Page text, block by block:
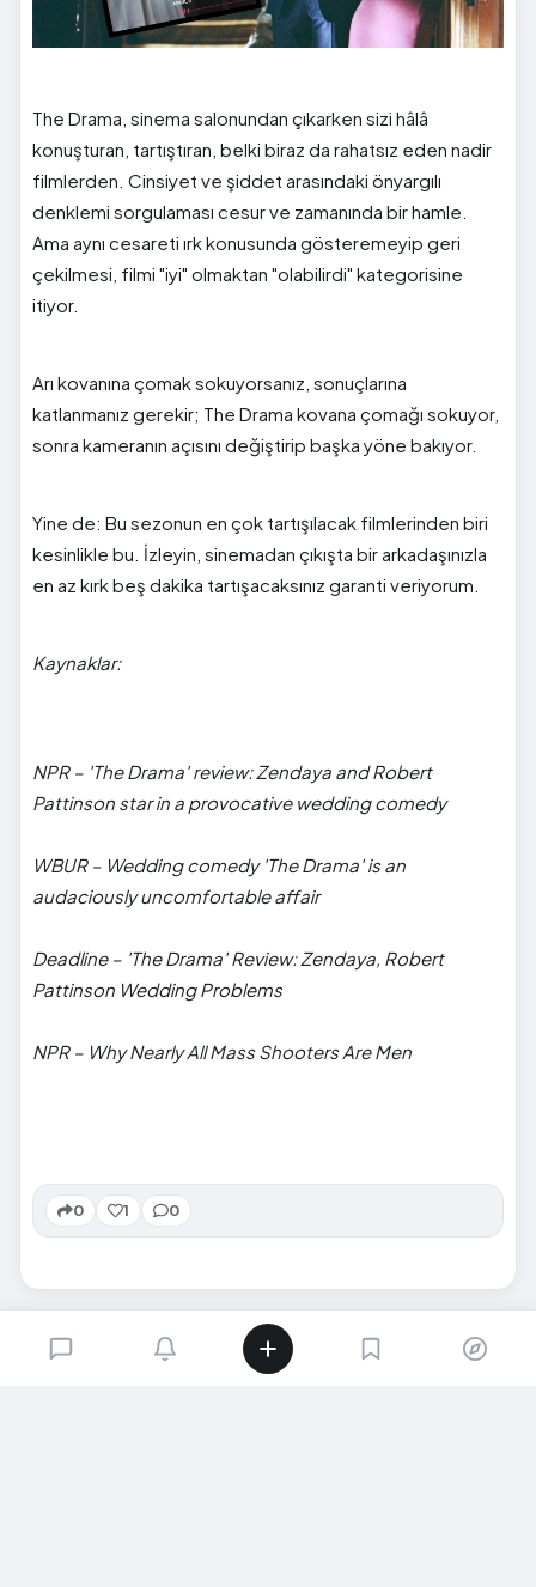
The Drama, sinema salonundan çıkarken sizi hâlâ
konuşturan, tartıştıran, belki biraz da rahatsız eden nadir
filmlerden. Cinsiyet ve şiddet arasındaki önyargılı
denklemi sorgulaması cesur ve zamanında bir hamle.
Ama aynı cesareti ırk konusunda gösteremeyip geri
çekilmesi, filmi "iyi" olmaktan "olabilirdi" kategorisine
itiyor.
Arı kovanına çomak sokuyorsanız, sonuçlarına
katlanmanız gerekir; The Drama kovana çomağı sokuyor,
sonra kameranın açısını değiştirip başka yöne bakıyor.
Yine de: Bu sezonun en çok tartışılacak filmlerinden biri
kesinlikle bu. İzleyin, sinemadan çıkışta bir arkadaşınızla
en az kırk beş dakika tartışacaksınız garanti veriyorum.
Kaynaklar:
NPR – 'The Drama' review: Zendaya and Robert
Pattinson star in a provocative wedding comedy
WBUR – Wedding comedy 'The Drama' is an
audaciously uncomfortable affair
Deadline – 'The Drama' Review: Zendaya, Robert
Pattinson Wedding Problems
NPR – Why Nearly All Mass Shooters Are Men
0 1 0
SIRADAKI İÇERIK